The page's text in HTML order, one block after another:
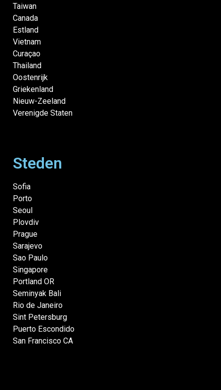
Taiwan
Canada
Estland
Vietnam
Curaçao
Thailand
Oostenrijk
Griekenland
Nieuw-Zeeland
Verenigde Staten
Steden
Sofia
Porto
Seoul
Plovdiv
Prague
Sarajevo
Sao Paulo
Singapore
Portland OR
Seminyak Bali
Rio de Janeiro
Sint Petersburg
Puerto Escondido
San Francisco CA